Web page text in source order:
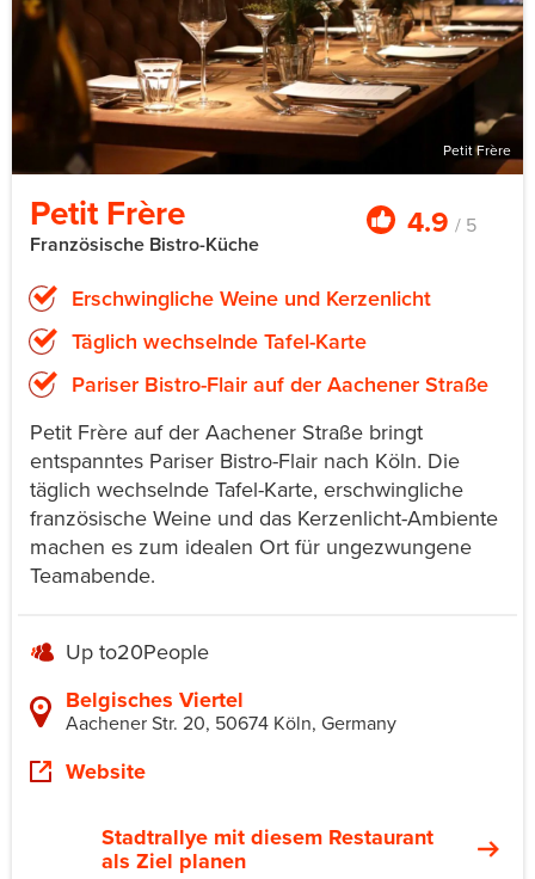
Petit Frère
Petit Frère
Französische Bistro-Küche
4.9 / 5
Erschwingliche Weine und Kerzenlicht
Täglich wechselnde Tafel-Karte
Pariser Bistro-Flair auf der Aachener Straße
Petit Frère auf der Aachener Straße bringt
entspanntes Pariser Bistro-Flair nach Köln. Die
täglich wechselnde Tafel-Karte, erschwingliche
französische Weine und das Kerzenlicht-Ambiente
machen es zum idealen Ort für ungezwungene
Teamabende.
Up to20People
Belgisches Viertel
Aachener Str. 20, 50674 Köln, Germany
Website
Stadtrallye mit diesem Restaurant
als Ziel planen